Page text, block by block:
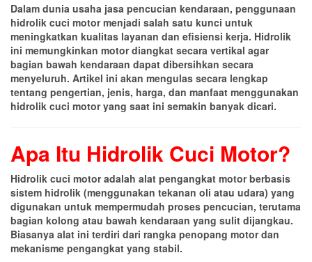
Dalam dunia usaha jasa pencucian kendaraan, penggunaan
hidrolik cuci motor menjadi salah satu kunci untuk
meningkatkan kualitas layanan dan efisiensi kerja. Hidrolik
ini memungkinkan motor diangkat secara vertikal agar
bagian bawah kendaraan dapat dibersihkan secara
menyeluruh. Artikel ini akan mengulas secara lengkap
tentang pengertian, jenis, harga, dan manfaat menggunakan
hidrolik cuci motor yang saat ini semakin banyak dicari.
Apa Itu Hidrolik Cuci Motor?
Hidrolik cuci motor adalah alat pengangkat motor berbasis
sistem hidrolik (menggunakan tekanan oli atau udara) yang
digunakan untuk mempermudah proses pencucian, terutama
bagian kolong atau bawah kendaraan yang sulit dijangkau.
Biasanya alat ini terdiri dari rangka penopang motor dan
mekanisme pengangkat yang stabil.